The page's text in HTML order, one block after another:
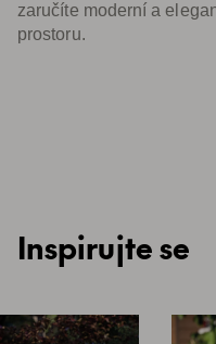
zaručíte moderní a
prostoru.
Inspirujte se